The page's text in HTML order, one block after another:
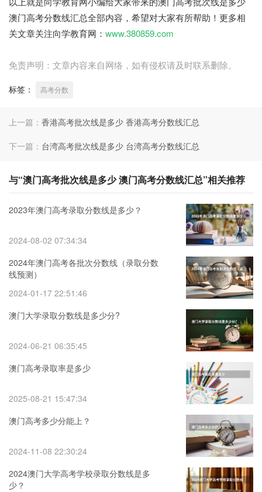
澳门高考分数线汇总全部内容，希望对大家有所帮助！更多相
关文章关注向学教育网： www.380859.com
免责声明：文章内容来自网络，如有侵权请及时联系删除。
标签： 高考分数
上一篇： 香港高考批次线是多少 香港高考分数线汇总
下一篇： 台湾高考批次线是多少 台湾高考分数线汇总
与“澳门高考批次线是多少 澳门高考分数线汇总”相关推荐
2023年澳门高考录取分数线是多少？
2024-08-02 07:34:34
2024年澳门高考各批次分数线（录取分数
线预测）
2024-01-17 22:51:46
澳门大学录取分数线是多少分?
2024-06-21 06:35:45
澳门高考录取率是多少
2025-08-21 15:47:34
澳门高考多少分能上？
2024-11-08 22:30:24
2024澳门大学高考学校录取分数线是多
少？